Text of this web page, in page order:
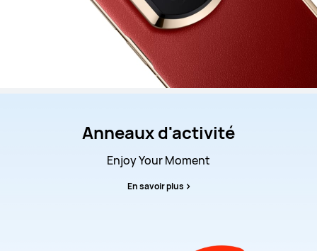
Anneaux d'activité
Enjoy Your Moment
En savoir plus